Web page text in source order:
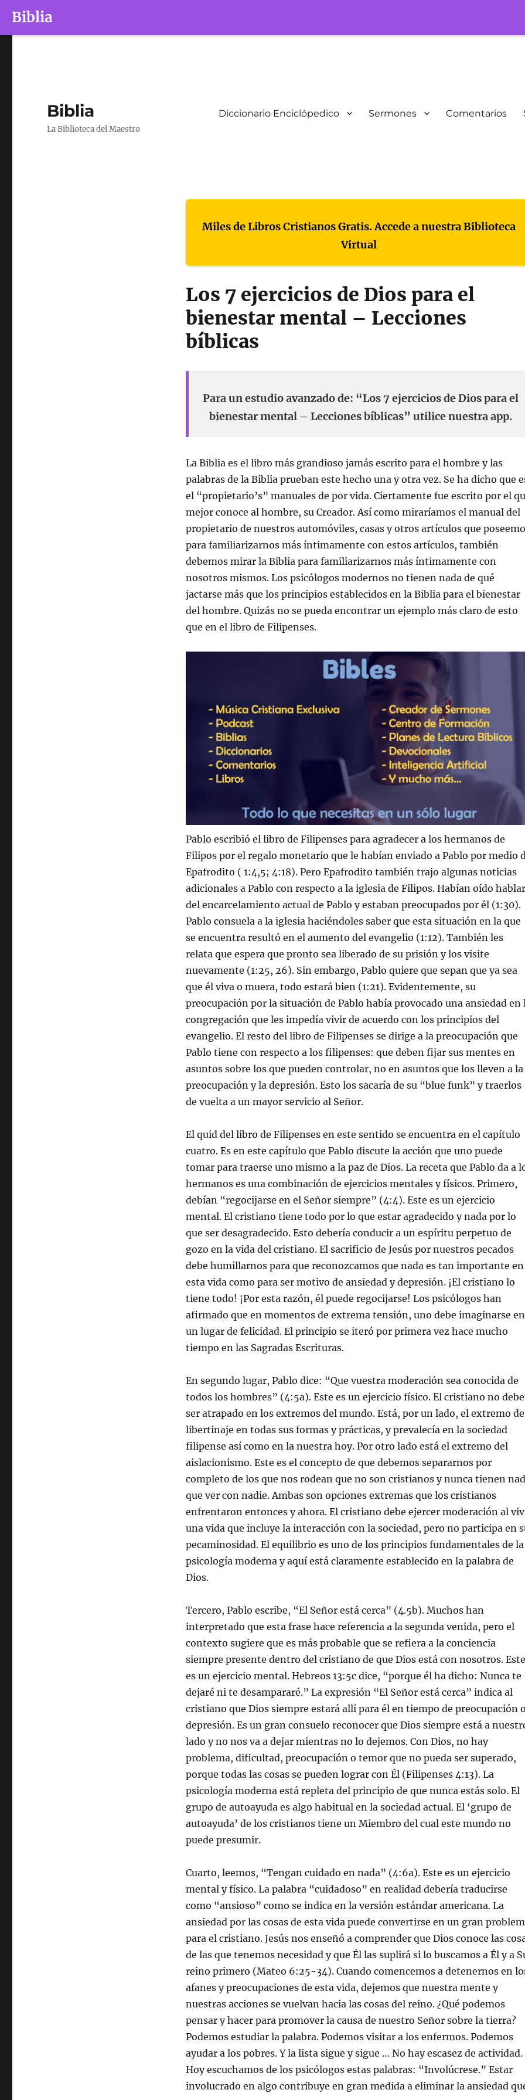
Biblia
Biblia
La Biblioteca del Maestro
Diccionario Enciclópedico Sermones Comentarios
Miles de Libros Cristianos Gratis. Accede a nuestra Biblioteca
Virtual
Los 7 ejercicios de Dios para el
bienestar mental – Lecciones
bíblicas
Para un estudio avanzado de: “Los 7 ejercicios de Dios para el
bienestar mental – Lecciones bíblicas” utilice nuestra app.
La Biblia es el libro más grandioso jamás escrito para el hombre y las
palabras de la Biblia prueban este hecho una y otra vez. Se ha dicho que
el “propietario’s” manuales de por vida. Ciertamente fue escrito por el
mejor conoce al hombre, su Creador. Así como miraríamos el manual del
propietario de nuestros automóviles, casas y otros artículos que
para familiarizarnos más íntimamente con estos artículos, también
debemos mirar la Biblia para familiarizarnos más íntimamente con
nosotros mismos. Los psicólogos modernos no tienen nada de qué
jactarse más que los principios establecidos en la Biblia para el bienestar
del hombre. Quizás no se pueda encontrar un ejemplo más claro de esto
que en el libro de Filipenses.
Pablo escribió el libro de Filipenses para agradecer a los hermanos de
Filipos por el regalo monetario que le habían enviado a Pablo por medio
Epafrodito ( 1:4,5; 4:18). Pero Epafrodito también trajo algunas noticias
adicionales a Pablo con respecto a la iglesia de Filipos. Habían oído hablar
del encarcelamiento actual de Pablo y estaban preocupados por él (1:30).
Pablo consuela a la iglesia haciéndoles saber que esta situación en la que
se encuentra resultó en el aumento del evangelio (1:12). También les
relata que espera que pronto sea liberado de su prisión y los visite
nuevamente (1:25, 26). Sin embargo, Pablo quiere que sepan que ya sea
que él viva o muera, todo estará bien (1:21). Evidentemente, su
preocupación por la situación de Pablo había provocado una ansiedad en
congregación que les impedía vivir de acuerdo con los principios del
evangelio. El resto del libro de Filipenses se dirige a la preocupación que
Pablo tiene con respecto a los filipenses: que deben fijar sus mentes en
asuntos sobre los que pueden controlar, no en asuntos que los lleven a la
preocupación y la depresión. Esto los sacaría de su “blue funk” y traerlos
de vuelta a un mayor servicio al Señor.
El quid del libro de Filipenses en este sentido se encuentra en el capítulo
cuatro. Es en este capítulo que Pablo discute la acción que uno puede
tomar para traerse uno mismo a la paz de Dios. La receta que Pablo da a
hermanos es una combinación de ejercicios mentales y físicos. Primero,
debían “regocijarse en el Señor siempre” (4:4). Este es un ejercicio
mental. El cristiano tiene todo por lo que estar agradecido y nada por lo
que ser desagradecido. Esto debería conducir a un espíritu perpetuo de
gozo en la vida del cristiano. El sacrificio de Jesús por nuestros pecados
debe humillarnos para que reconozcamos que nada es tan importante en
esta vida como para ser motivo de ansiedad y depresión. ¡El cristiano lo
tiene todo! ¡Por esta razón, él puede regocijarse! Los psicólogos han
afirmado que en momentos de extrema tensión, uno debe imaginarse en
un lugar de felicidad. El principio se iteró por primera vez hace mucho
tiempo en las Sagradas Escrituras.
En segundo lugar, Pablo dice: “Que vuestra moderación sea conocida de
todos los hombres” (4:5a). Este es un ejercicio físico. El cristiano no debe
ser atrapado en los extremos del mundo. Está, por un lado, el extremo
libertinaje en todas sus formas y prácticas, y prevalecía en la sociedad
filipense así como en la nuestra hoy. Por otro lado está el extremo del
aislacionismo. Este es el concepto de que debemos separarnos por
completo de los que nos rodean que no son cristianos y nunca tienen
que ver con nadie. Ambas son opciones extremas que los cristianos
enfrentaron entonces y ahora. El cristiano debe ejercer moderación al
una vida que incluye la interacción con la sociedad, pero no participa en
pecaminosidad. El equilibrio es uno de los principios fundamentales de la
psicología moderna y aquí está claramente establecido en la palabra de
Dios.
Tercero, Pablo escribe, “El Señor está cerca” (4.5b). Muchos han
interpretado que esta frase hace referencia a la segunda venida, pero el
contexto sugiere que es más probable que se refiera a la conciencia
siempre presente dentro del cristiano de que Dios está con nosotros. Este
es un ejercicio mental. Hebreos 13:5c dice, “porque él ha dicho: Nunca te
dejaré ni te desampararé.” La expresión “El Señor está cerca” indica al
cristiano que Dios siempre estará allí para él en tiempo de preocupación
depresión. Es un gran consuelo reconocer que Dios siempre está a
lado y no nos va a dejar mientras no lo dejemos. Con Dios, no hay
problema, dificultad, preocupación o temor que no pueda ser superado,
porque todas las cosas se pueden lograr con Él (Filipenses 4:13). La
psicología moderna está repleta del principio de que nunca estás solo. El
grupo de autoayuda es algo habitual en la sociedad actual. El ‘grupo de
autoayuda’ de los cristianos tiene un Miembro del cual este mundo no
puede presumir.
Cuarto, leemos, “Tengan cuidado en nada” (4:6a). Este es un ejercicio
mental y físico. La palabra “cuidadoso” en realidad debería traducirse
como “ansioso” como se indica en la versión estándar americana. La
ansiedad por las cosas de esta vida puede convertirse en un gran
para el cristiano. Jesús nos enseñó a comprender que Dios conoce las
de las que tenemos necesidad y que Él las suplirá si lo buscamos a Él y a
reino primero (Mateo 6:25-34). Cuando comencemos a detenernos en
afanes y preocupaciones de esta vida, dejemos que nuestra mente y
nuestras acciones se vuelvan hacia las cosas del reino. ¿Qué podemos
pensar y hacer para promover la causa de nuestro Señor sobre la tierra?
Podemos estudiar la palabra. Podemos visitar a los enfermos. Podemos
ayudar a los pobres. Y la lista sigue y sigue … No hay escasez de actividad.
Hoy escuchamos de los psicólogos estas palabras: “Involúcrese.” Estar
involucrado en algo contribuye en gran medida a eliminar la ansiedad